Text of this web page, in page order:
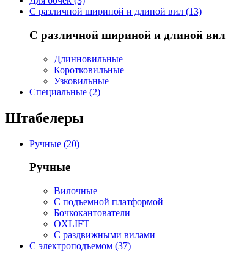
С различной шириной и длиной вил (13)
С различной шириной и длиной вил
Длинновильные
Коротковильные
Узковильные
Cпециальные (2)
Штабелеры
Ручные (20)
Ручные
Вилочные
С подъемной платформой
Бочкокантователи
OXLIFT
С раздвижными вилами
С электроподъемом (37)